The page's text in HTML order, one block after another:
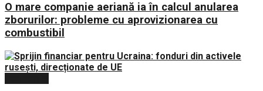
O mare companie aeriană ia în calcul anularea
zborurilor: probleme cu aprovizionarea cu
combustibil